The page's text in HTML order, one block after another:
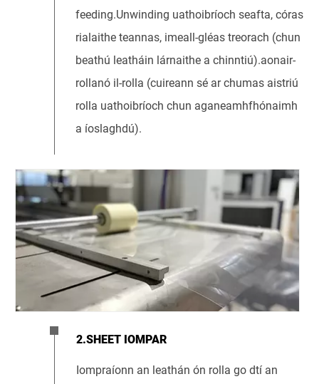
feeding.Unwinding uathoibríoch seafta, córas
rialaithe teannas, imeall-gléas treorach (chun
beathú leatháin lárnaithe a chinntiú).aonair-
rollanó il-rolla (cuireann sé ar chumas aistriú
rolla uathoibríoch chun aganeamhfhónaimh
a íoslaghdú).
2.SHEET IOMPAR
Iompraíonn an leathán ón rolla go dtí an